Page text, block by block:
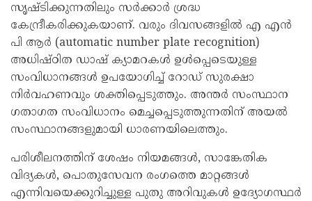
സൃഷ്ടിക്കുന്നതിലും സർക്കാർ ശ്രദ്ധ
കേന്ദ്രീകരിക്കുകയാണ്. വരും ദിവസങ്ങളിൽ എ എൻ
പി ആർ (automatic number plate recognition)
അധിഷ്ഠിത ഡാഷ് ക്യാമറകൾ ഉൾപ്പെടെയുള്ള
സംവിധാനങ്ങൾ ഉപയോഗിച്ച് റോഡ് സുരക്ഷാ
നിർവഹണവും ശക്തിപ്പെടുത്തും. അന്തർ സംസ്ഥാന
ഗതാഗത സംവിധാനം മെച്ചപ്പെടുത്തുന്നതിന് അയൽ
സംസ്ഥാനങ്ങളുമായി ധാരണയിലെത്തും.
പരിശീലനത്തിന് ശേഷം നിയമങ്ങൾ, സാങ്കേതിക
വിദ്യകൾ, പൊതുസേവന രംഗത്തെ മാറ്റങ്ങൾ
എന്നിവയെക്കുറിച്ചുള്ള പുതു അറിവുകൾ ഉദ്യോഗസ്ഥർ